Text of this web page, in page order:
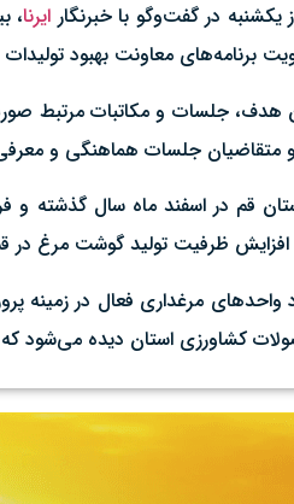
در گفت‌وگو با خبرنگار ایرنا،
برنامه‌های معاونت بهبود
هدف، جلسات و مکاتبات مرتبط
و متقاضیان جلسات هماهنگی و
قم در اسفند ماه سال گذشته
افزایش ظرفیت تولید گوشت مرغ در
واحدهای مرغداری‌ فعال در زمینه
کشاورزی استان دیده